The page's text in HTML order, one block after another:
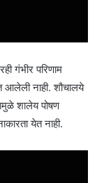
गंभीर परिणाम
आलेली नाही. शौचालये
शालेय पोषण
येत नाही.